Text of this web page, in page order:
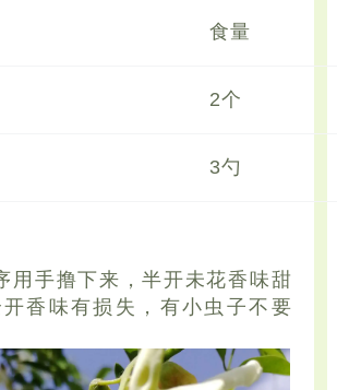
食量
2个
3勺
用手撸下来，半开未花香味甜
香味有损失，有小虫子不要